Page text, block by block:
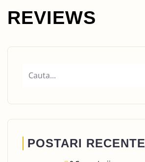
REVIEWS
POSTARI RECENTE